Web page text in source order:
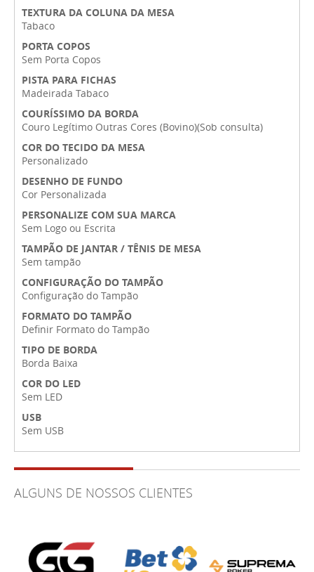
TEXTURA DA COLUNA DA MESA
Tabaco
PORTA COPOS
Sem Porta Copos
PISTA PARA FICHAS
Madeirada Tabaco
COURÍSSIMO DA BORDA
Couro Legítimo Outras Cores (Bovino)(Sob consulta)
COR DO TECIDO DA MESA
Personalizado
DESENHO DE FUNDO
Cor Personalizada
PERSONALIZE COM SUA MARCA
Sem Logo ou Escrita
TAMPÃO DE JANTAR / TÊNIS DE MESA
Sem tampão
CONFIGURAÇÃO DO TAMPÃO
Configuração do Tampão
FORMATO DO TAMPÃO
Definir Formato do Tampão
TIPO DE BORDA
Borda Baixa
COR DO LED
Sem LED
USB
Sem USB
ALGUNS DE NOSSOS CLIENTES